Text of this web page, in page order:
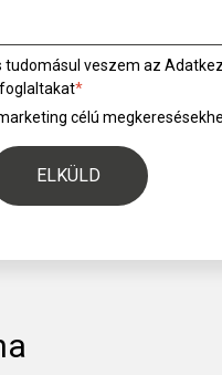
tudomásul veszem az
*
célú